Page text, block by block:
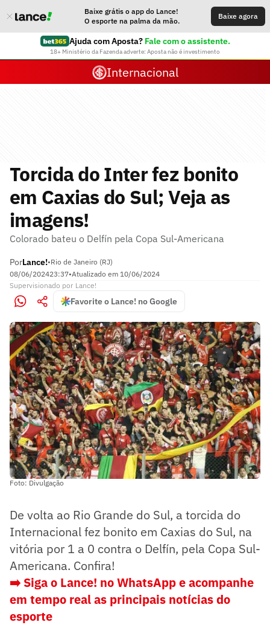
Baixe grátis o app do Lance!
O esporte na palma da mão.
Baixe agora
Ajuda com Aposta? Fale com o assistente.
18+ Ministério da Fazenda adverte: Aposta não é investimento
Internacional
Torcida do Inter fez bonito
em Caxias do Sul; Veja as
imagens!
Colorado bateu o Delfín pela Copa Sul-Americana
PorLance!•Rio de Janeiro (RJ)
08/06/202423:37•Atualizado em 10/06/2024
Supervisionado por Lance!
Favorite o Lance! no Google
Foto: Divulgação
De volta ao Rio Grande do Sul, a torcida do
Internacional fez bonito em Caxias do Sul, na
vitória por 1 a 0 contra o Delfín, pela Copa Sul-
Americana. Confira!
➡️ Siga o Lance! no WhatsApp e acompanhe
em tempo real as principais notícias do
esporte